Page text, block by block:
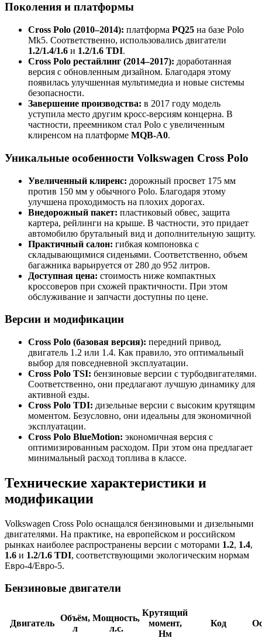
Поколения и платформы
Cross Polo (2010–2014): платформа PQ25 на базе Polo
Mk5. Соответственно, использовались двигатели
1.2/1.4/1.6 и 1.2/1.6 TDI.
Cross Polo рестайлинг (2014–2017): доработанная
версия с обновленным дизайном. Благодаря этому
появилась улучшенная мультимедиа и новые системы
безопасности.
Завершение производства: в 2017 году модель
уступила место другим кросс-версиям концерна. В
частности, преемником стал Polo с увеличенным
клиренсом на платформе MQB-A0.
Уникальные особенности Volkswagen Cross Polo
Увеличенный клиренс: дорожный просвет 175 мм
против 150 мм у обычного Polo. Благодаря этому
улучшена проходимость на плохих дорогах.
Внедорожный пакет: пластиковый обвес, защита
картера, рейлинги на крыше. В частности, это придает
автомобилю брутальный вид и дополнительную защиту.
Практичный салон: гибкая компоновка с
складывающимися сиденьями. Соответственно, объем
багажника варьируется от 280 до 952 литров.
Доступная цена: стоимость ниже компактных
кроссоверов при схожей практичности. При этом
обслуживание и запчасти доступны по цене.
Версии и модификации
Cross Polo (базовая версия): передний привод,
двигатель 1.2 или 1.4. Как правило, это оптимальный
выбор для повседневной эксплуатации.
Cross Polo TSI: бензиновые версии с турбодвигателями.
Соответственно, они предлагают лучшую динамику для
активной езды.
Cross Polo TDI: дизельные версии с высоким крутящим
моментом. Безусловно, они идеальны для экономичной
эксплуатации.
Cross Polo BlueMotion: экономичная версия с
оптимизированным расходом. При этом она предлагает
минимальный расход топлива в классе.
Технические характеристики и
модификации
Volkswagen Cross Polo оснащался бензиновыми и дизельными
двигателями. На практике, на европейском и российском
рынках наиболее распространены версии с моторами 1.2, 1.4,
1.6 и 1.2/1.6 TDI, соответствующими экологическим нормам
Евро-4/Евро-5.
Бензиновые двигатели
Двигатель
Объём,
л
Мощность,
л.с.
Крутящий
момент,
Нм
Код